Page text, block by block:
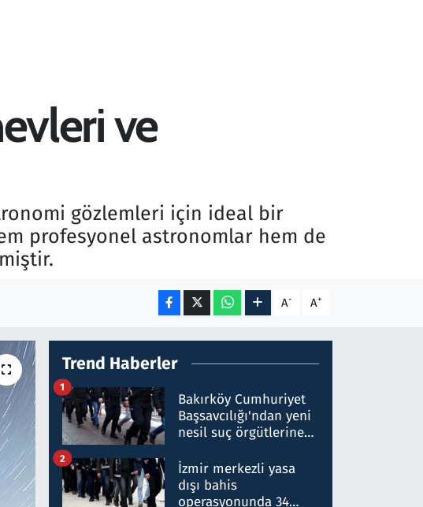
ve
gözlemleri için ideal bir
profesyonel astronomlar hem de
A- A+
Trend Haberler
Bakırköy Cumhuriyet
Başsavcılığı'ndan yeni
nesil suç örgütlerine
hakkında gözaltı kararı
1
İzmir merkezli yasa
dışı bahis
operasyonunda 34
2